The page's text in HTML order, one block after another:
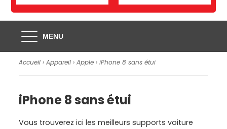
MENU
Accueil ›Appareil ›Apple ›iPhone 8 sans étui
iPhone 8 sans étui
Vous trouverez ici les meilleurs supports voiture